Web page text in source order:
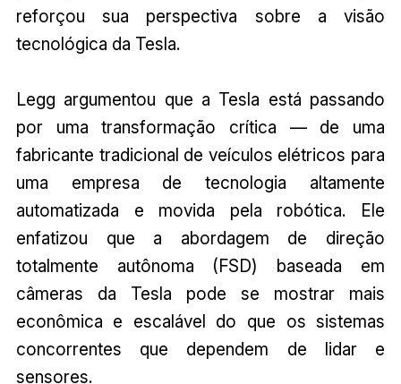
reforçou sua perspectiva sobre a visão
tecnológica da Tesla.
Legg argumentou que a Tesla está passando
por uma transformação crítica — de uma
fabricante tradicional de veículos elétricos para
uma empresa de tecnologia altamente
automatizada e movida pela robótica. Ele
enfatizou que a abordagem de direção
totalmente autônoma (FSD) baseada em
câmeras da Tesla pode se mostrar mais
econômica e escalável do que os sistemas
concorrentes que dependem de lidar e
sensores.